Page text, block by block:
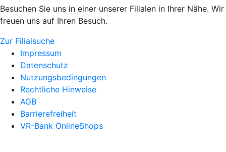
Besuchen Sie uns in einer unserer Filialen in Ihrer Nähe. Wir
freuen uns auf Ihren Besuch.
Zur Filialsuche
Impressum
Datenschutz
Nutzungsbedingungen
Rechtliche Hinweise
AGB
Barrierefreiheit
VR-Bank OnlineShops